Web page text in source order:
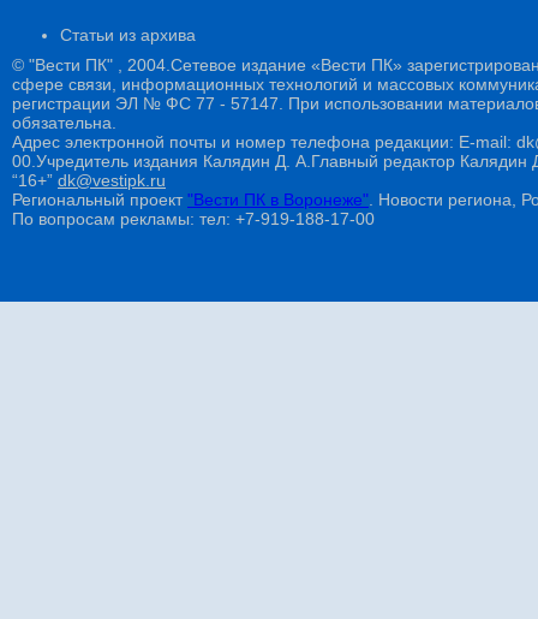
Статьи из архива
© "Вести ПК" , 2004.Сетевое издание «Вести ПК»
сфере связи, информационных технологий и массовых
регистрации ЭЛ № ФС 77 - 57147. При использовании
обязательна.
Адрес электронной почты и номер телефона редакции: E-mail:
00.Учредитель издания Калядин Д. А.Главный редактор
“16+” dk@vestipk.ru
Региональный проект"Вести ПК в Воронеже" . Новости региона,
По вопросам рекламы: тел: +7-919-188-17-00